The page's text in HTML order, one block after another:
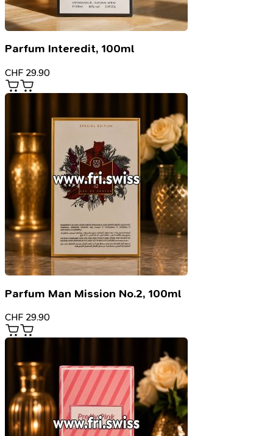
Parfum Interedit, 100ml
CHF 29.90
Parfum Man Mission No.2, 100ml
CHF 29.90